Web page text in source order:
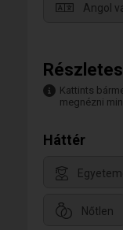
Angol
Kattints
megnézni
Háttér
Nőtlen